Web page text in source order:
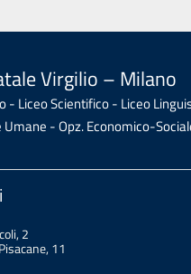
Virgilio – Milano
- Liceo Scientifico - Liceo
Umane - Opz. Economico-
2
11